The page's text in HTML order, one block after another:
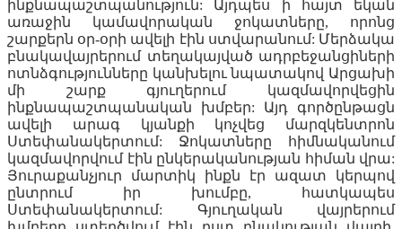
ինքնապաշտպանություն: Այդպես ի հայտ եկան
առաջին կամավորական ջոկատները, որոնց
շարքերն օր-օրի ավելի էին ստվարանում: Մերձակա
բնակավայրերում տեղակայված ադրբեջանցիների
ոտնձգությունները կանխելու նպատակով Արցախի
մի շարք գյուղերում կազմավորվեցին
ինքնապաշտպանական խմբեր: Այդ գործընթացն
ավելի արագ կյանքի կոչվեց մարզկենտրոն
Ստեփանակերտում: Ջոկատները հիմնականում
կազմավորվում էին ընկերականության հիման վրա:
Յուրաքանչյուր մարտիկ ինքն էր ազատ կերպով
ընտրում իր խումբը, հատկապես
Ստեփանակերտում: Գյուղական վայրերում